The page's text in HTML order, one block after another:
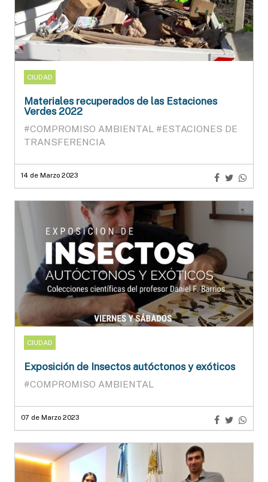
CIUDAD
Materiales recuperados de las Estaciones
Verdes 2022
#COMPROMISO AMBIENTAL #ESTACIONES DE
TRANSFERENCIA
14 de Marzo 2023
CIUDAD
Exposición de Insectos autóctonos y exóticos
#COMPROMISO AMBIENTAL
07 de Marzo 2023